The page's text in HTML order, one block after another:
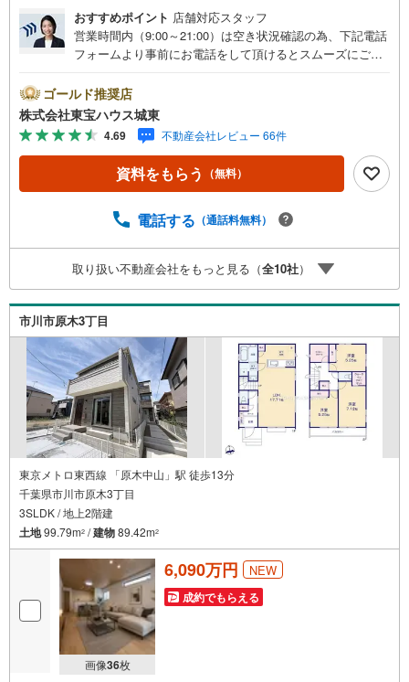
おすすめポイント 店舗対応スタッフ
営業時間内（9:00～21:00）は空き状況確認の為、下記電話
フォームより事前にお電話をして頂けるとスムーズにご案
カレンダーの作成▽ご購入後もお客様の人生のパートナー
として暮らしの「安心」を守り続けます。【Yahoo！ 不動
産キャンペーン対象店舗】当店で物件を成約するとPayPay
ボーナスライトがもらえる「Yahoo！ 不動産 物件ご成約キ
ャンペーン」の対象になります。「資料をもらう」「見学
予約をする」ボタンからお問い合わせください。※必ずYah
スライトは出金と譲渡はできません。ご案内・詳細な資料
時受け付けております！■頭金0円からのご購入可能です■
（諸費用もOK）お気軽にお問い合わせください。
ゴールド推奨店
株式会社東宝ハウス城東
4.69 不動産会社レビュー 66件
資料をもらう （無料）
電話する （通話料無料）
取り扱い不動産会社をもっと見る（全10社）
市川市原木3丁目
東京メトロ東西線 「原木中山」駅 徒歩13分
千葉県市川市原木3丁目
3SLDK / 地上2階建
土地99.79m2 /建物89.42m2
画像36枚
6,090万円 NEW
成約でもらえる